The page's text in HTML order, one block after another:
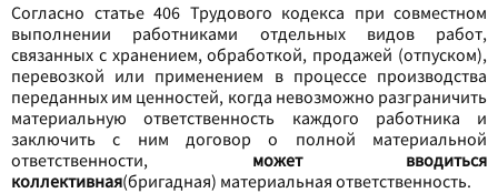
Согласно статье 406 Трудового кодекса при совместном
выполнении работниками отдельных видов работ,
связанных с хранением, обработкой, продажей (отпуском),
перевозкой или применением в процессе производства
переданных им ценностей, когда невозможно разграничить
материальную ответственность каждого работника и
заключить с ним договор о полной материальной
ответственности, может вводиться
коллективная(бригадная) материальная ответственность.